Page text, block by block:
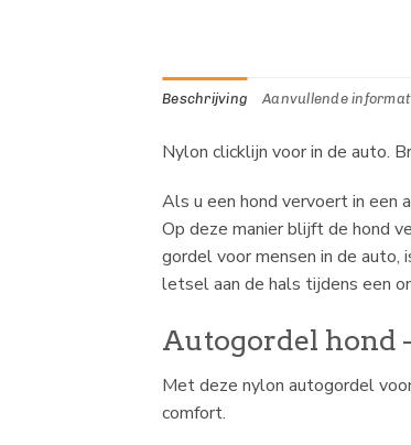
Beschrijving Aanvullende
Nylon clicklijn voor in de auto.
Als u een hond vervoert in een
Op deze manier blijft de hond
gordel voor mensen in de
letsel aan de hals tijdens een
Autogordel hond
Met deze nylon autogordel
comfort.